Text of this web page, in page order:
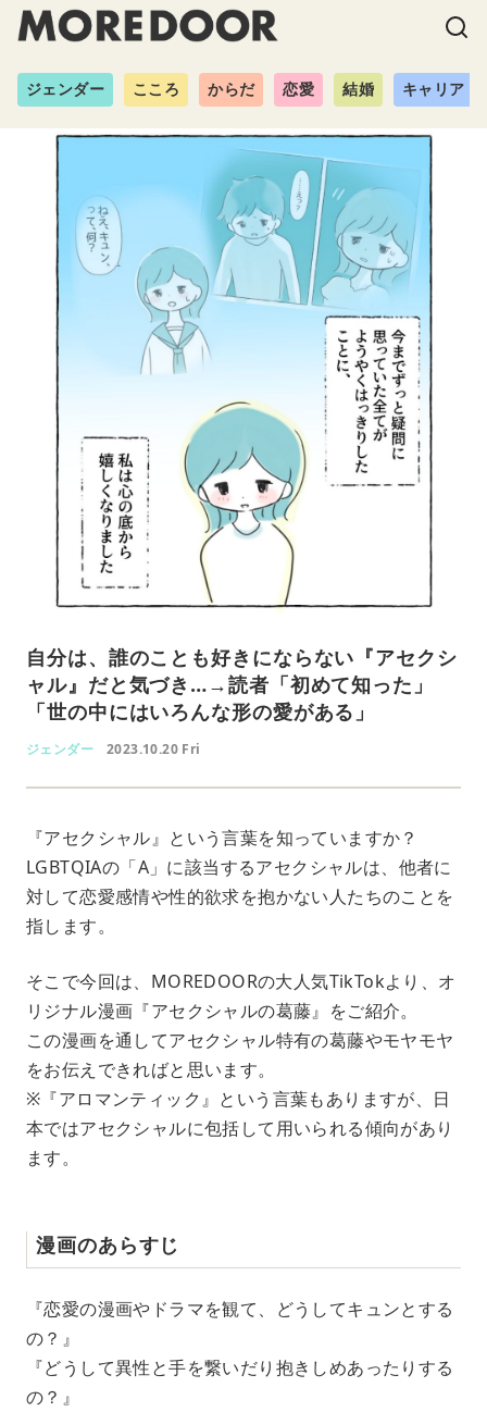
ジェンダー こころ からだ 恋愛 結婚 キャリア
自分は、誰のことも好きにならない『アセクシ
ャル』だと気づき…→読者「初めて知った」
「世の中にはいろんな形の愛がある」
ジェンダー 2023.10.20 Fri
『アセクシャル』という言葉を知っていますか？
LGBTQIAの「A」に該当するアセクシャルは、他者に
対して恋愛感情や性的欲求を抱かない人たちのことを
指します。
そこで今回は、MOREDOORの大人気TikTokより、オ
リジナル漫画『アセクシャルの葛藤』をご紹介。
この漫画を通してアセクシャル特有の葛藤やモヤモヤ
をお伝えできればと思います。
※『アロマンティック』という言葉もありますが、日
本ではアセクシャルに包括して用いられる傾向があり
ます。
漫画のあらすじ
『恋愛の漫画やドラマを観て、どうしてキュンとする
の？』
『どうして異性と手を繋いだり抱きしめあったりする
の？』